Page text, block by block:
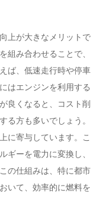
上が大きなメリットで
組み合わせることで、
ば、低速走行時や停車
はエンジンを利用する
良くなると、コスト削
る方も多いでしょう。
に寄与しています。こ
ギーを電力に変換し、
の仕組みは、特に都市
いて、効率的に燃料を